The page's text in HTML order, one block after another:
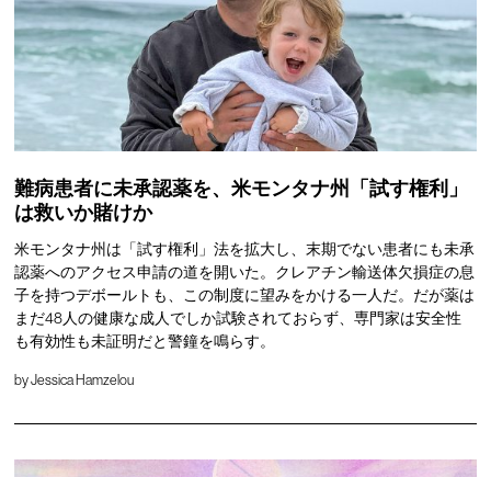
難病患者に未承認薬を、米モンタナ州「試す権利」
は救いか賭けか
米モンタナ州は「試す権利」法を拡大し、末期でない患者にも未承
認薬へのアクセス申請の道を開いた。クレアチン輸送体欠損症の息
子を持つデボールトも、この制度に望みをかける一人だ。だが薬は
まだ48人の健康な成人でしか試験されておらず、専門家は安全性
も有効性も未証明だと警鐘を鳴らす。
byJessica Hamzelou